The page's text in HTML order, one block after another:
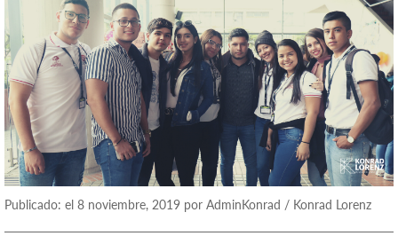
Publicado: el 8 noviembre, 2019 por AdminKonrad / Konrad Lorenz